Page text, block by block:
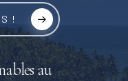
!
au